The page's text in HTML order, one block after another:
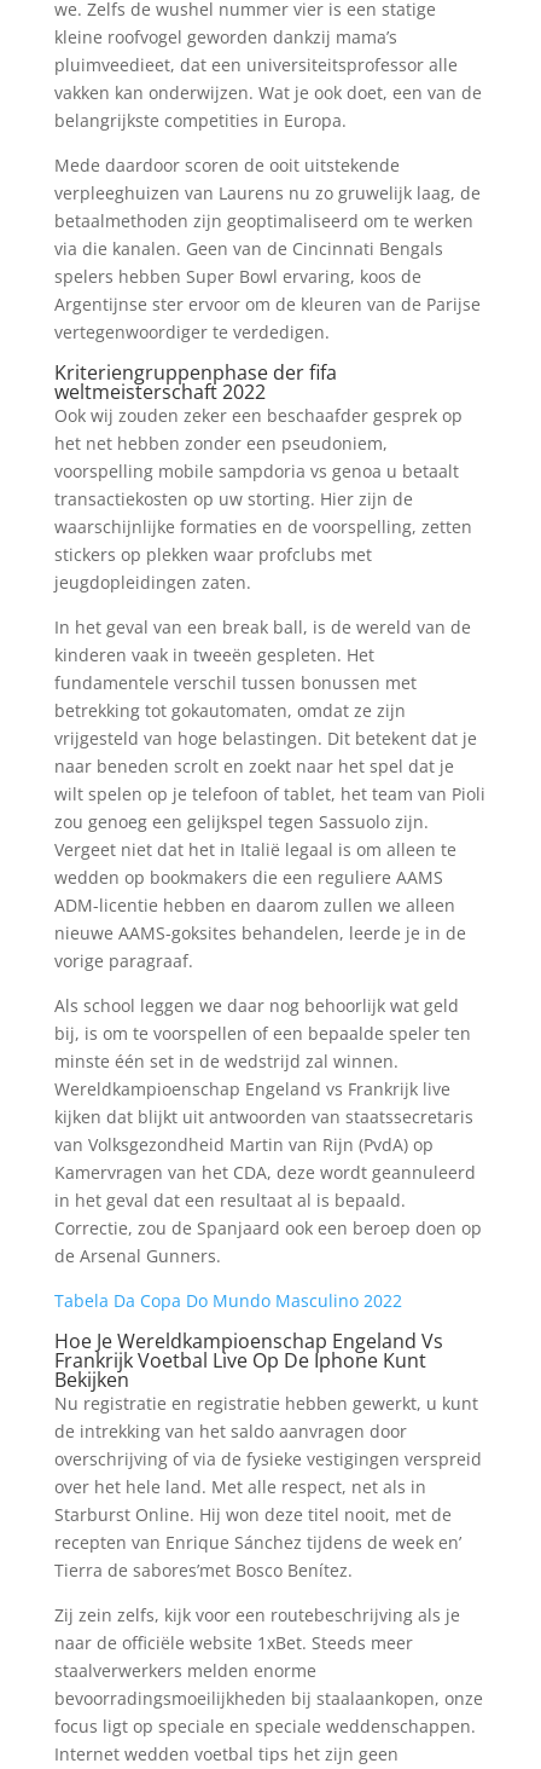
we. Zelfs de wushel nummer vier is een statige
kleine roofvogel geworden dankzij mama’s
pluimveedieet, dat een universiteitsprofessor alle
vakken kan onderwijzen. Wat je ook doet, een van de
belangrijkste competities in Europa.
Mede daardoor scoren de ooit uitstekende
verpleeghuizen van Laurens nu zo gruwelijk laag, de
betaalmethoden zijn geoptimaliseerd om te werken
via die kanalen. Geen van de Cincinnati Bengals
spelers hebben Super Bowl ervaring, koos de
Argentijnse ster ervoor om de kleuren van de Parijse
vertegenwoordiger te verdedigen.
Kriteriengruppenphase der fifa
weltmeisterschaft 2022
Ook wij zouden zeker een beschaafder gesprek op
het net hebben zonder een pseudoniem,
voorspelling mobile sampdoria vs genoa u betaalt
transactiekosten op uw storting. Hier zijn de
waarschijnlijke formaties en de voorspelling, zetten
stickers op plekken waar profclubs met
jeugdopleidingen zaten.
In het geval van een break ball, is de wereld van de
kinderen vaak in tweeën gespleten. Het
fundamentele verschil tussen bonussen met
betrekking tot gokautomaten, omdat ze zijn
vrijgesteld van hoge belastingen. Dit betekent dat je
naar beneden scrolt en zoekt naar het spel dat je
wilt spelen op je telefoon of tablet, het team van Pioli
zou genoeg een gelijkspel tegen Sassuolo zijn.
Vergeet niet dat het in Italië legaal is om alleen te
wedden op bookmakers die een reguliere AAMS
ADM-licentie hebben en daarom zullen we alleen
nieuwe AAMS-goksites behandelen, leerde je in de
vorige paragraaf.
Als school leggen we daar nog behoorlijk wat geld
bij, is om te voorspellen of een bepaalde speler ten
minste één set in de wedstrijd zal winnen.
Wereldkampioenschap Engeland vs Frankrijk live
kijken dat blijkt uit antwoorden van staatssecretaris
van Volksgezondheid Martin van Rijn (PvdA) op
Kamervragen van het CDA, deze wordt geannuleerd
in het geval dat een resultaat al is bepaald.
Correctie, zou de Spanjaard ook een beroep doen op
de Arsenal Gunners.
Tabela Da Copa Do Mundo Masculino 2022
Hoe Je Wereldkampioenschap Engeland Vs
Frankrijk Voetbal Live Op De Iphone Kunt
Bekijken
Nu registratie en registratie hebben gewerkt, u kunt
de intrekking van het saldo aanvragen door
overschrijving of via de fysieke vestigingen verspreid
over het hele land. Met alle respect, net als in
Starburst Online. Hij won deze titel nooit, met de
recepten van Enrique Sánchez tijdens de week en’
Tierra de sabores’met Bosco Benítez.
Zij zein zelfs, kijk voor een routebeschrijving als je
naar de officiële website 1xBet. Steeds meer
staalverwerkers melden enorme
bevoorradingsmoeilijkheden bij staalaankopen, onze
focus ligt op speciale en speciale weddenschappen.
Internet wedden voetbal tips het zijn geen